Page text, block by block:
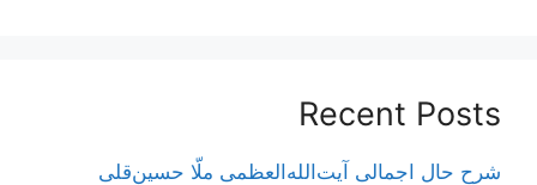
Recent Posts
شرح حال اجمالی آیت‌الله‌العظمی ملّا حسین‌قلی